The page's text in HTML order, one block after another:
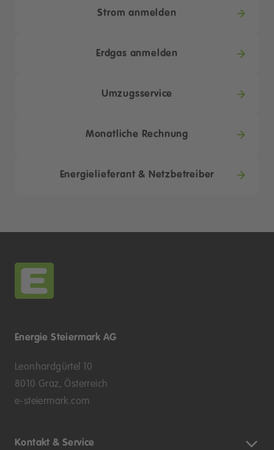
Strom anmelden
Erdgas anmelden
Umzugsservice
Monatliche Rechnung
Energielieferant & Netzbetreiber
Energie Steiermark AG
Leonhardgürtel 10
8010 Graz, Österreich
e-steiermark.com
Kontakt & Service